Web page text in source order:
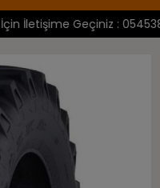
İletişime Geçiniz :